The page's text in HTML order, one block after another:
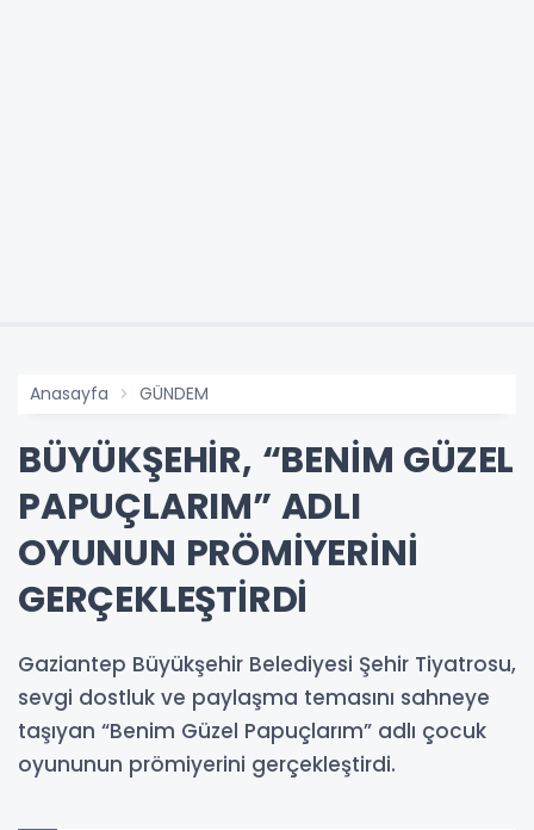
Anasayfa GÜNDEM
BÜYÜKŞEHİR, “BENİM GÜZEL
PAPUÇLARIM” ADLI
OYUNUN PRÖMİYERİNİ
GERÇEKLEŞTİRDİ
Gaziantep Büyükşehir Belediyesi Şehir Tiyatrosu,
sevgi dostluk ve paylaşma temasını sahneye
taşıyan “Benim Güzel Papuçlarım” adlı çocuk
oyununun prömiyerini gerçekleştirdi.